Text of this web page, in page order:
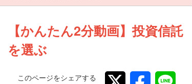
【かんたん2分動画】投資信託
を選ぶ
このページをシェアする